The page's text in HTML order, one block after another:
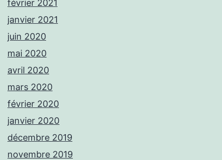
février 2021
janvier 2021
juin 2020
mai 2020
avril 2020
mars 2020
février 2020
janvier 2020
décembre 2019
novembre 2019